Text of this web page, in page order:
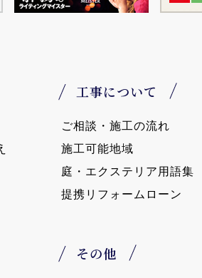
工事について
ご相談・施工の流れ
施工可能地域
庭・エクステリア用語集
提携リフォームローン
その他